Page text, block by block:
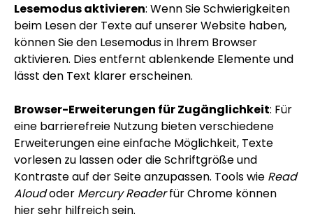
Lesemodus aktivieren: Wenn Sie Schwierigkeiten
beim Lesen der Texte auf unserer Website haben,
können Sie den Lesemodus in Ihrem Browser
aktivieren. Dies entfernt ablenkende Elemente und
lässt den Text klarer erscheinen.
Browser-Erweiterungen für Zugänglichkeit: Für
eine barrierefreie Nutzung bieten verschiedene
Erweiterungen eine einfache Möglichkeit, Texte
vorlesen zu lassen oder die Schriftgröße und
Kontraste auf der Seite anzupassen. Tools wie Read
Aloudoder Mercury Readerfür Chrome können
hier sehr hilfreich sein.